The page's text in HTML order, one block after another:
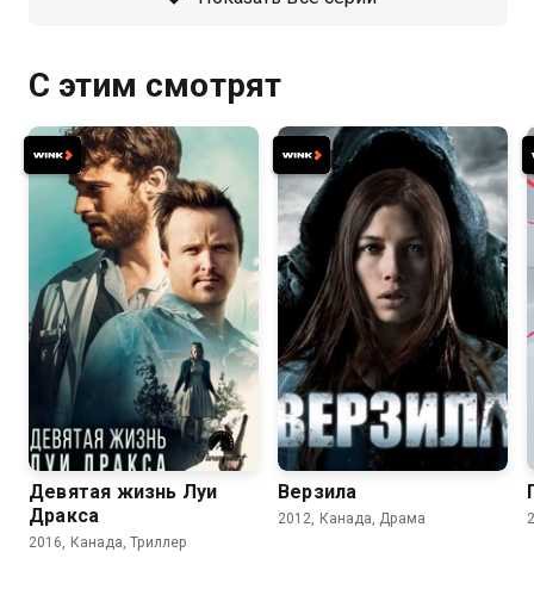
С этим смотрят
6.7 6.3
Девятая жизнь Луи
Дракса
2016, Канада, Триллер
6.3 5.9
Верзила
2012, Канада, Драма